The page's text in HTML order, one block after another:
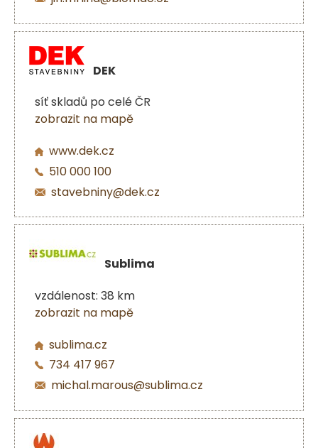
DEK
síť skladů po celé ČR
zobrazit na mapě
www.dek.cz
510 000 100
stavebniny@dek.cz
Sublima
vzdálenost: 38 km
zobrazit na mapě
sublima.cz
734 417 967
michal.marous@sublima.cz